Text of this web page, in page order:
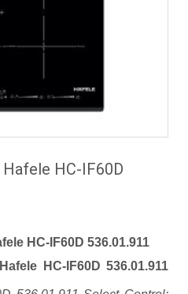
HC-IF60D
HC-IF60D 536.01.911
HC-IF60D 536.01.911